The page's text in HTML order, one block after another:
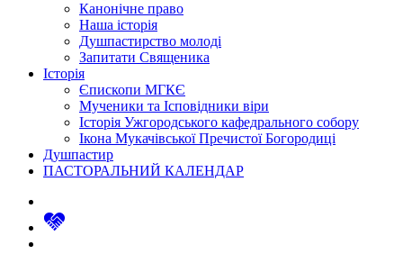
Канонічне право
Наша історія
Душпастирство молоді
Запитати Священика
Історія
Єпископи МГКЄ
Мученики та Ісповідники віри
Історія Ужгородського кафедрального собору
Ікона Мукачівської Пречистої Богородиці
Душпастир
ПАСТОРАЛЬНИЙ КАЛЕНДАР